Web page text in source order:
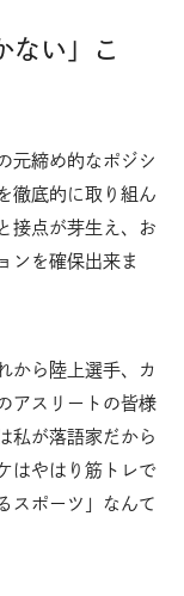
ない」こ
元締め的なポジシ
徹底的に取り組ん
接点が芽生え、お
ンを確保出来ま
から陸上選手、カ
アスリートの皆様
私が落語家だから
はやはり筋トレで
スポーツ」なんて